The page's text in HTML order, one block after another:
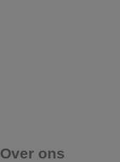
Over ons